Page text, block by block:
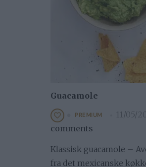
Guacamole
PREMIUM 11/05/
comments
Klassisk guacamole –
fra det mexicanske